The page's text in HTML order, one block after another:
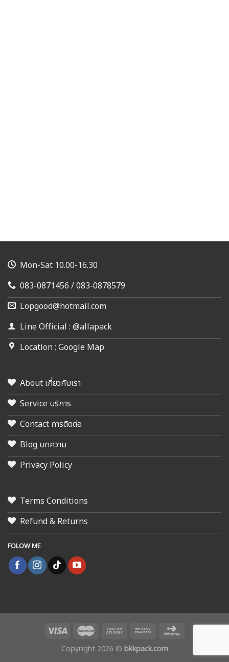
Mon-Sat 10.00-16.30
083-0871456 / 083-0878579
Lopgood@hotmail.com
Line Official : @allapack
Location : Google Map
About เกี่ยวกับเรา
Service บริการ
Contact การติดต่อ
Blog บทความ
Privacy Policy
Terms Conditions
Refund & Returns
FOLOW ME
Copyright 2026 © bkkpack.com